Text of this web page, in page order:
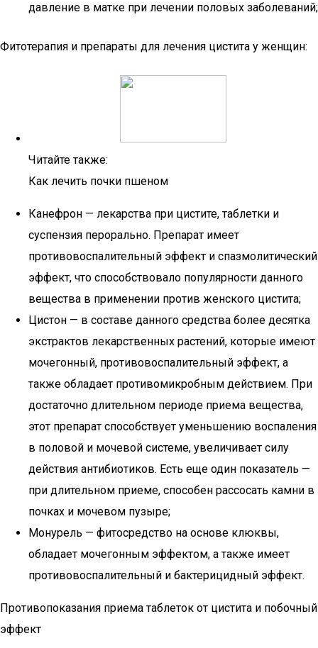
давление в матке при лечении половых заболеваний;
Фитотерапия и препараты для лечения цистита у женщин:
Читайте также:
Как лечить почки пшеном
Канефрон — лекарства при цистите, таблетки и
суспензия перорально. Препарат имеет
противовоспалительный эффект и спазмолитический
эффект, что способствовало популярности данного
вещества в применении против женского цистита;
Цистон — в составе данного средства более десятка
экстрактов лекарственных растений, которые имеют
мочегонный, противовоспалительный эффект, а
также обладает противомикробным действием. При
достаточно длительном периоде приема вещества,
этот препарат способствует уменьшению воспаления
в половой и мочевой системе, увеличивает силу
действия антибиотиков. Есть еще один показатель —
при длительном приеме, способен рассосать камни в
почках и мочевом пузыре;
Монурель — фитосредство на основе клюквы,
обладает мочегонным эффектом, а также имеет
противовоспалительный и бактерицидный эффект.
Противопоказания приема таблеток от цистита и побочный
эффект